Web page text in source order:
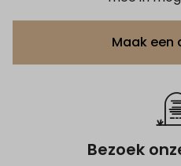
Maak een
Bezoek